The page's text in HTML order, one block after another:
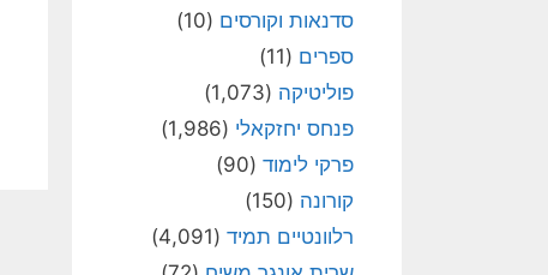
סדנאות וקורסים (10)
ספרים (11)
פוליטיקה (1,073)
פנחס יחזקאלי (1,986)
פרקי לימוד (90)
קורונה (150)
רלוונטיים תמיד (4,091)